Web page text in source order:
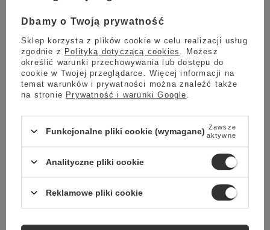
KeepCup Brew w kolorze czarnym to kubek wykonany z
wysokiej jakości twardego szkła odpornego na uszkodzenia
mechaniczne z kolorową opaską ułatwiającą trzymanie kubka.
Kubek ten daje możliwość spożywania ulubionego napoju, bez
używania zbędnych i mało ekologicznych, jednorazowych,
papierowych kubków, wszędzie, gdzie tylko się znajdziemy.
Dodatkowym atutem tego kubka, jest jego wyjątkowy design i
kolor, przez co sprawia, że wyróżniamy się z tłumu.
Ten ekologiczny, bardzo praktyczny, lekki i szczelny kubek
można używać w kuchence mikrofalowej, a po użyciu myć w
Dbamy o Twoją prywatność
Sklep korzysta z plików cookie w celu realizacji usług
zgodnie z Polityką dotyczącą cookies
. Możesz
określić warunki przechowywania lub dostępu do
cookie w Twojej przeglądarce. Więcej informacji na
temat warunków i prywatności można znaleźć także
na stronie Prywatność i warunki Google
Funkcjonalne pliki cookie (wymagane) Zawsze
aktywne
Analityczne pliki cookie
Reklamowe pliki cookie